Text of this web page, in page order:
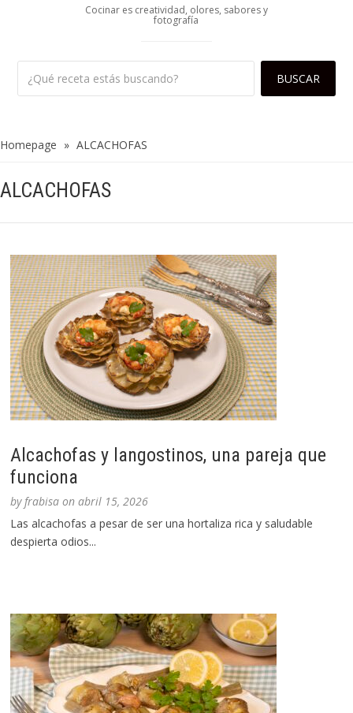
Cocinar es creatividad, olores, sabores y
fotografía
Homepage » ALCACHOFAS
ALCACHOFAS
Alcachofas y langostinos, una pareja que
funciona
byfrabisa onabril 15, 2026
Las alcachofas a pesar de ser una hortaliza rica y saludable
despierta odios...